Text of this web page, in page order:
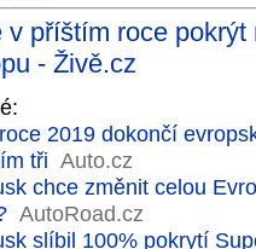
v příštím roce
- Živě.cz
2019 dokončí
tři Auto.cz
chce změnit celou
AutoRoad.cz
slíbil 100% pokrytí